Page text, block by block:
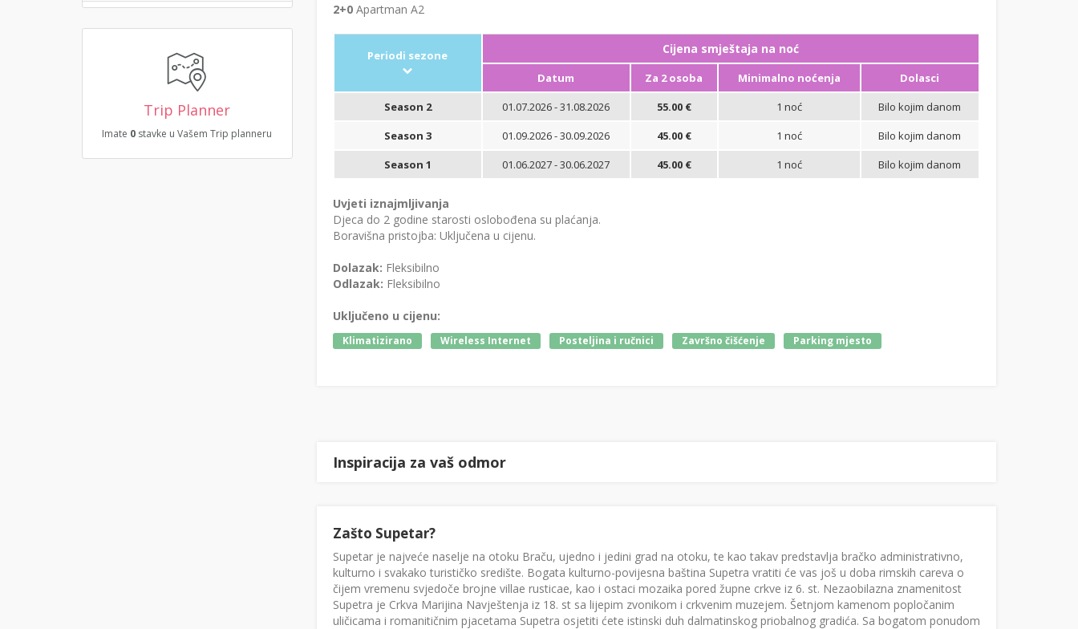
Trip Planner
Imate 0 stavke u Vašem Trip planneru
2+0Apartman A2
Periodi sezone Cijena smještaja na noć
Datum Za 2 osoba Minimalno noćenja
Dolasci
Season 2
01.07.2026 - 31.08.2026 55.00 € 1 noć
Bilo kojim danom
Season 3
01.09.2026 - 30.09.2026 45.00 € 1 noć
Bilo kojim danom
Season 1
01.06.2027 - 30.06.2027 45.00 € 1 noć Bilo kojim danom
Uvjeti iznajmljivanja
Djeca do 2 godine starosti oslobođena su plaćanja.
Boravišna pristojba: Uključena u cijenu.
Dolazak: Fleksibilno
Odlazak: Fleksibilno
Uključeno u cijenu:
Klimatizirano Wireless Internet Posteljina i ručnici Završno čišćenje Parking mjesto
Inspiracija za vaš odmor
Zašto Supetar?
Supetar je najveće naselje na otoku Braču, ujedno i jedini grad na otoku, te kao takav predstavlja bračko administrativno,
kulturno i svakako turističko središte. Bogata kulturno-povijesna baština Supetra vratiti će vas još u doba rimskih careva o
čijem vremenu svjedoče brojne villae rusticae, kao i ostaci mozaika pored župne crkve iz 6. st. Nezaobilazna znamenitost
Supetra je Crkva Marijina Navještenja iz 18. st sa lijepim zvonikom i crkvenim muzejem. Šetnjom kamenom popločanim
uličicama i romanitičnim pjacetama Supetra osjetiti ćete istinski duh dalmatinskog priobalnog gradića. Sa bogatom ponudom